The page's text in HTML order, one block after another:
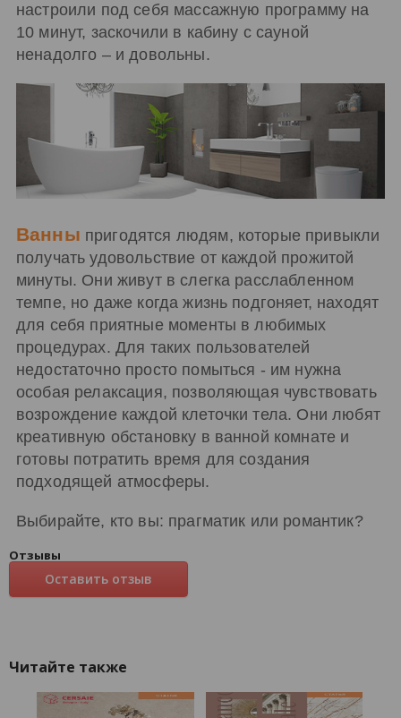
настроили под себя массажную программу на
10 минут, заскочили в кабину с сауной
ненадолго – и довольны.
Ванны пригодятся людям, которые привыкли
получать удовольствие от каждой прожитой
минуты. Они живут в слегка расслабленном
темпе, но даже когда жизнь подгоняет, находят
для себя приятные моменты в любимых
процедурах. Для таких пользователей
недостаточно просто помыться - им нужна
особая релаксация, позволяющая чувствовать
возрождение каждой клеточки тела. Они любят
креативную обстановку в ванной комнате и
готовы потратить время для создания
подходящей атмосферы.
Выбирайте, кто вы: прагматик или романтик?
Отзывы
Оставить отзыв
Читайте также